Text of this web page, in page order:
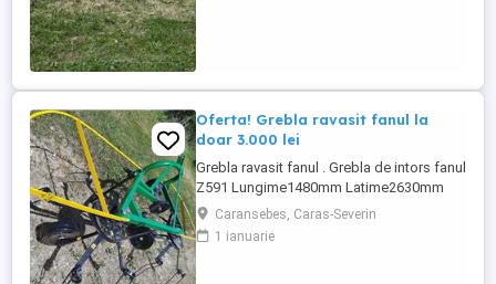
Oferta! Grebla ravasit fanul la
doar 3.000 lei
Grebla ravasit fanul . Grebla de intors fanul
Z591 Lungime1480mm Latime2630mm
Inaltime1100mm Greutate170K gLatimea
de lucru -intors2,63m Turatia prizei de
putere540 rot min Numar rotatii ale
Caransebes, Caras-Severin
1 ianuarie